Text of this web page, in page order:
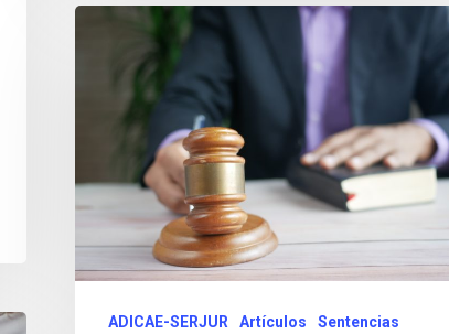
ADICAE-SERJUR Artículos Sentencias